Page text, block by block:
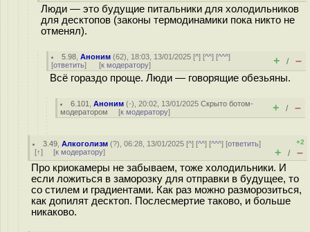
Люди — это будущие питальники для холодильников
для десктопов (законы термодинамики пока никто не
отменял).
5.98 ,Аноним (62), 18:03, 13/01/2025 [^] [^^] [^^^]
[ответить] [к модератору] + / –
Всё гораздо проще. Люди — говорящие обезьяны.
6.101 ,Аноним (-), 20:02, 13/01/2025Скрыто ботом-
модератором [к модератору] + / –
3.49 ,Алкоголизм (?), 06:28, 13/01/2025 [^] [^^] [^^^] [ответить]
[↑] [к модератору]
+2
+ / –
Про криокамеры не забываем, тоже холодильники. И
если ложиться в заморозку для отправки в будущее, то
со стилем и градиентами. Как раз можно разморозиться,
как допилят десктоп. Послесмертие таково, и больше
никаково.